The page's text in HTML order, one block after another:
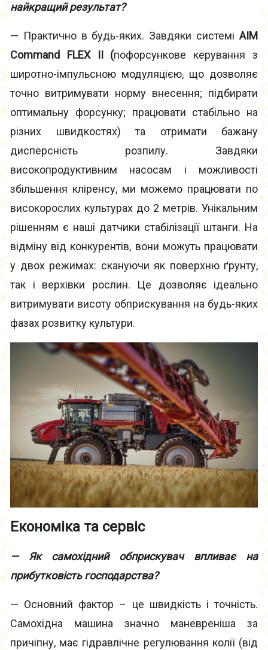
найкращий результат?
— Практично в будь-яких. Завдяки системі AIM
Command FLEX II (пофорсункове керування з
широтно-імпульсною модуляцією, що дозволяє
точно витримувати норму внесення; підбирати
оптимальну форсунку; працювати стабільно на
різних швидкостях) та отримати бажану
дисперсність розпилу. Завдяки
високопродуктивним насосам і можливості
збільшення кліренсу, ми можемо працювати по
високорослих культурах до 2 метрів. Унікальним
рішенням є наші датчики стабілізації штанги. На
відміну від конкурентів, вони можуть працювати
у двох режимах: скануючи як поверхню ґрунту,
так і верхівки рослин. Це дозволяє ідеально
витримувати висоту обприскування на будь-яких
фазах розвитку культури.
Економіка та сервіс
— Як самохідний обприскувач впливає на
прибутковість господарства?
— Основний фактор – це швидкість і точність.
Самохідна машина значно маневреніша за
причіпну, має гідравлічне регулювання колії (від